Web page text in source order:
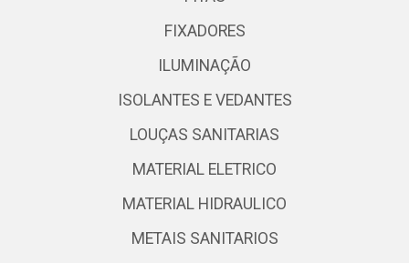
FIXADORES
ILUMINAÇÃO
ISOLANTES E VEDANTES
LOUÇAS SANITARIAS
MATERIAL ELETRICO
MATERIAL HIDRAULICO
METAIS SANITARIOS